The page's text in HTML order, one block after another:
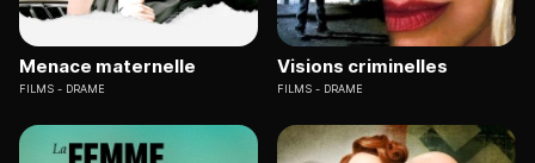
Menace maternelle
FILMS DRAME
Visions criminelles
FILMS DRAME